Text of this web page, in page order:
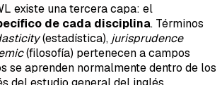
existe una tercera capa: el
de cada disciplina. Términos
(estadística), jurisprudence
(filosofía) pertenecen a campos
se aprenden normalmente dentro de los